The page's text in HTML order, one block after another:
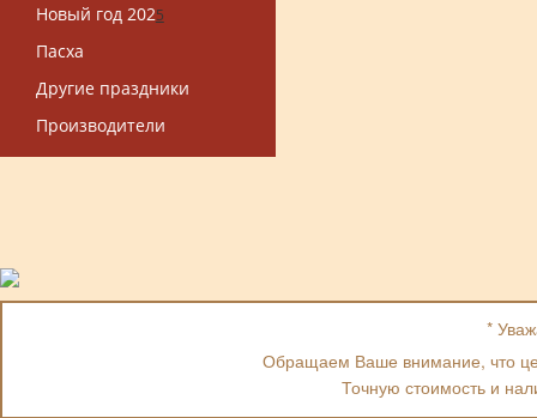
Новый год 2025
Пасха
Другие праздники
Производители
*
Обращаем Ваше внимание, что
Точную стоимость и